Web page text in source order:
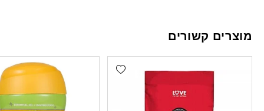
מוצרים קשורים
Add wishlist